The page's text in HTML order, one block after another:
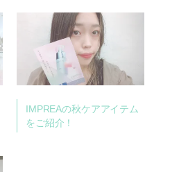
IMPREAの秋ケアアイテム
をご紹介！